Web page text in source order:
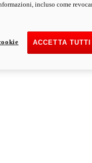
incluso come
ACCETTA